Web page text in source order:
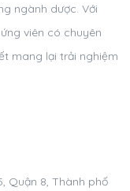
ngành dược. Với
viên có chuyên
mang lại trải nghiệm
Quận 8, Thành phố